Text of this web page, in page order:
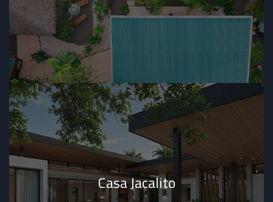
Casa Jacalito